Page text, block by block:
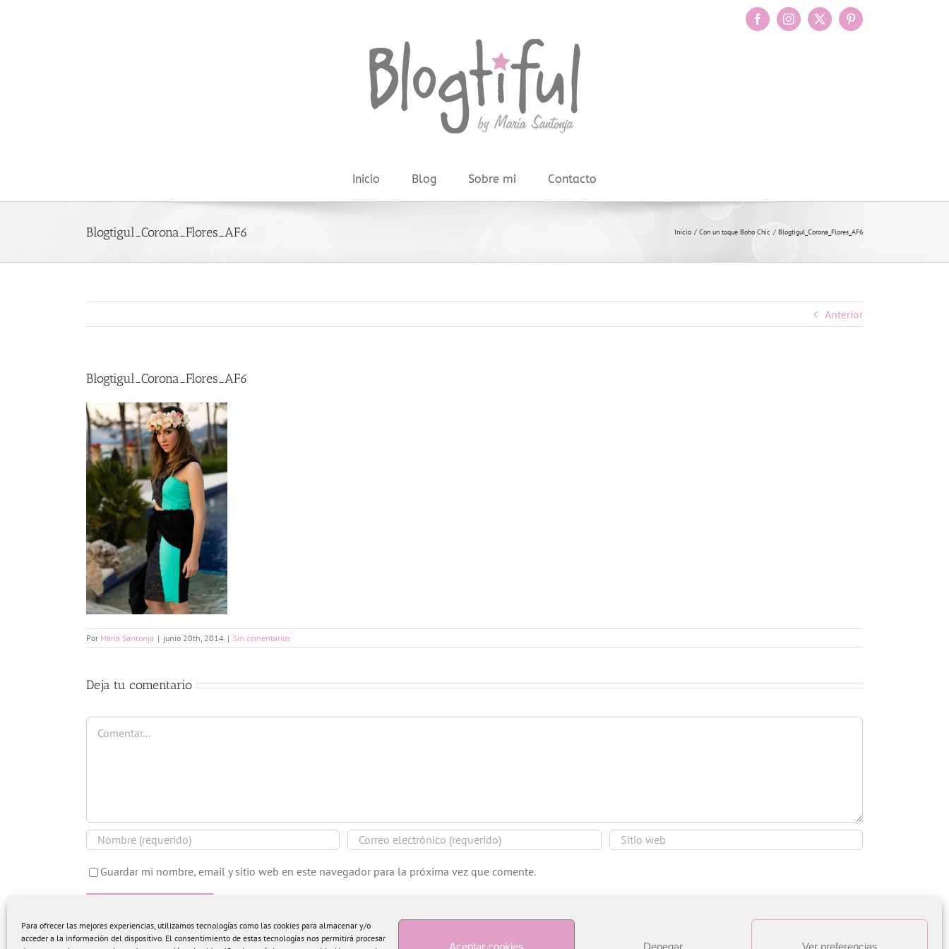
Para ofrecer las mejores experiencias, utilizamos tecnologías como las cookies para almacenar y/o
acceder a la información del dispositivo. El consentimiento de estas tecnologías nos permitirá procesar
Aceptar cookies Denegar Ver preferencias
FacebookInstagram
X Pinterest
Inicio Blog Sobre mi Contacto
Blogtigul_Corona_Flores_AF6 Inicio Con un toque Boho Chic Blogtigul_Corona_Flores_AF6
Anterior
Blogtigul_Corona_Flores_AF6
Por Maria Santonja | junio 20th, 2014 | Sin comentarios
Deja tu comentario
Comentar
Guardar mi nombre, email y sitio web en este navegador para la próxima vez que comente.